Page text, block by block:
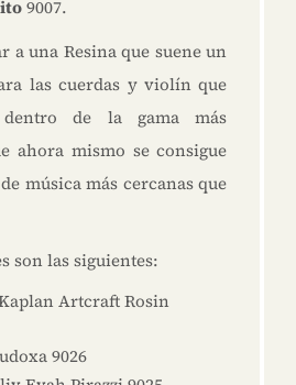
9007.
a una Resina que suene un
las cuerdas y violín que
de la gama más
ahora mismo se consigue
música más cercanas que
son las siguientes:
Artcraft Rosin
9026